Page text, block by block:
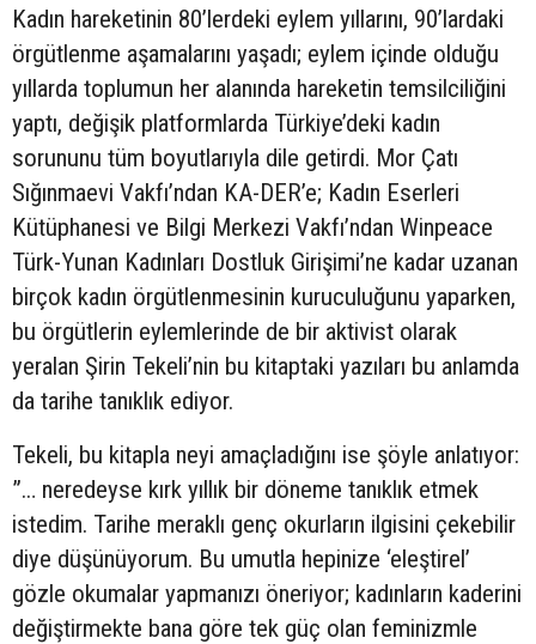
Kadın hareketinin 80’lerdeki eylem yıllarını, 90’lardaki
örgütlenme aşamalarını yaşadı; eylem içinde olduğu
yıllarda toplumun her alanında hareketin temsilciliğini
yaptı, değişik platformlarda Türkiye’deki kadın
sorununu tüm boyutlarıyla dile getirdi. Mor Çatı
Sığınmaevi Vakfı’ndan KA-DER’e; Kadın Eserleri
Kütüphanesi ve Bilgi Merkezi Vakfı’ndan Winpeace
Türk-Yunan Kadınları Dostluk Girişimi’ne kadar uzanan
birçok kadın örgütlenmesinin kuruculuğunu yaparken,
bu örgütlerin eylemlerinde de bir aktivist olarak
yeralan Şirin Tekeli’nin bu kitaptaki yazıları bu anlamda
da tarihe tanıklık ediyor.
Tekeli, bu kitapla neyi amaçladığını ise şöyle anlatıyor:
”… neredeyse kırk yıllık bir döneme tanıklık etmek
istedim. Tarihe meraklı genç okurların ilgisini çekebilir
diye düşünüyorum. Bu umutla hepinize ‘eleştirel’
gözle okumalar yapmanızı öneriyor; kadınların kaderini
değiştirmekte bana göre tek güç olan feminizmle